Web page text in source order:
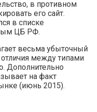
в противном
его сайт.
в списке
ЦБ РФ.
весьма убыточный
отличия между типами
Дополнительно
на факт
(июнь 2015).